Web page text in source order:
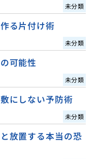
未分類
る片付け術
未分類
可能性
未分類
にしない予防術
未分類
放置する本当の恐